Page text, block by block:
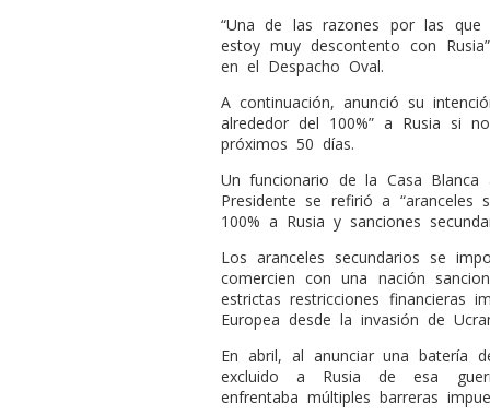
“Una de las razones por las
estoy muy descontento con
en el Despacho Oval.
A continuación, anunció su
alrededor del 100%” a Rusia si
próximos 50 días.
Un funcionario de la Casa
Presidente se refirió a “aranceles
100% a Rusia y sanciones
Los aranceles secundarios se
comercien con una nación
estrictas restricciones financieras
Europea desde la invasión de
En abril, al anunciar una batería
excluido a Rusia de esa
enfrentaba múltiples barreras